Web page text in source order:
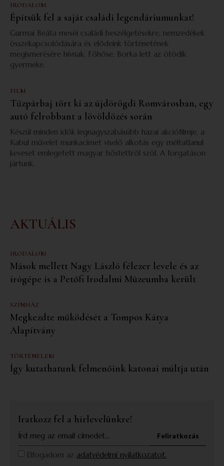
IRODALOM
Építsük fel a saját családi legendáriumunkat!
Gurmai Beáta meséi családi beszélgetésekre, nemzedékek
összekapcsolódására és elődeink történetének
megismerésére hívnak. Főhőse, Borka lett az ötödik
gyermeke.
FILM
Tűzpárbaj tört ki az újdörögdi Romvárosban, egy
autó felrobbant a lövöldözés során
Készül minden idők legnagyszabásúbb hazai akciófilmje, a
Kabul művelet munkacímet viselő alkotás egy méltatlanul
keveset emlegetett magyar hőstettről szól. A forgatáson
jártunk.
AKTUÁLIS
IRODALOM
Mások mellett Nagy László félezer levele és az
írógépe is a Petőfi Irodalmi Múzeumba került
SZÍNHÁZ
Megkezdte működését a Tompos Kátya
Alapítvány
TÖRTÉNELEM
Így kutathatunk felmenőink katonai múltja után
Iratkozz fel a hírlevelünkre!
Elfogadom az adatvédelmi nyilatkozatot.
Feliratkozás